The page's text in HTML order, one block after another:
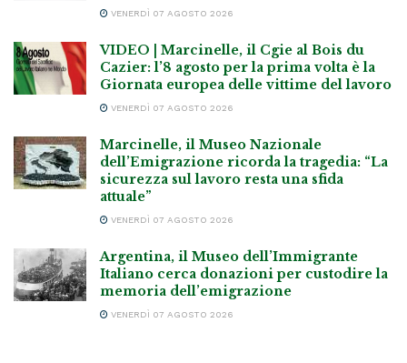
VENERDÌ 07 AGOSTO 2026
VIDEO | Marcinelle, il Cgie al Bois du
Cazier: l’8 agosto per la prima volta è la
Giornata europea delle vittime del lavoro
VENERDÌ 07 AGOSTO 2026
Marcinelle, il Museo Nazionale
dell’Emigrazione ricorda la tragedia: “La
sicurezza sul lavoro resta una sfida
attuale”
VENERDÌ 07 AGOSTO 2026
Argentina, il Museo dell’Immigrante
Italiano cerca donazioni per custodire la
memoria dell’emigrazione
VENERDÌ 07 AGOSTO 2026